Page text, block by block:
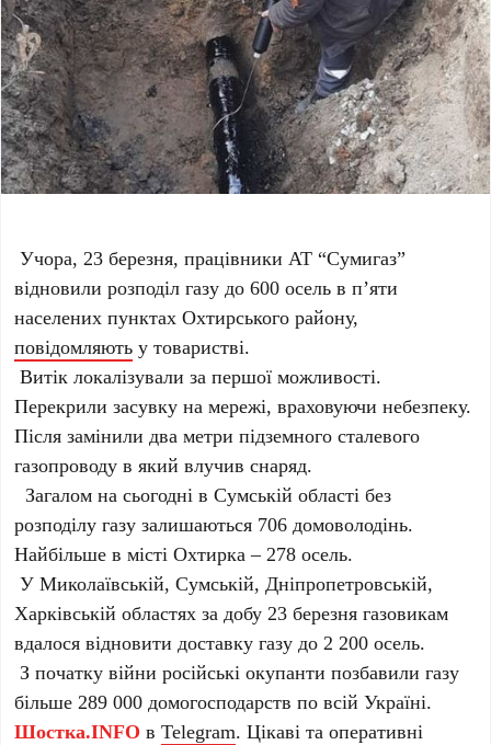
Учора, 23 березня, працівники АТ “Сумигаз”
відновили розподіл газу до 600 осель в п’яти
населених пунктах Охтирського району,
повідомляють у товаристві.
Витік локалізували за першої можливості.
Перекрили засувку на мережі, враховуючи небезпеку.
Після замінили два метри підземного сталевого
газопроводу в який влучив снаряд.
Загалом на сьогодні в Сумській області без
розподілу газу залишаються 706 домоволодінь.
Найбільше в місті Охтирка – 278 осель.
У Миколаївській, Сумській, Дніпропетровській,
Харківській областях за добу 23 березня газовикам
вдалося відновити доставку газу до 2 200 осель.
З початку війни російські окупанти позбавили газу
більше 289 000 домогосподарств по всій Україні.
Шостка.INFO вTelegram. Цікаві та оперативні